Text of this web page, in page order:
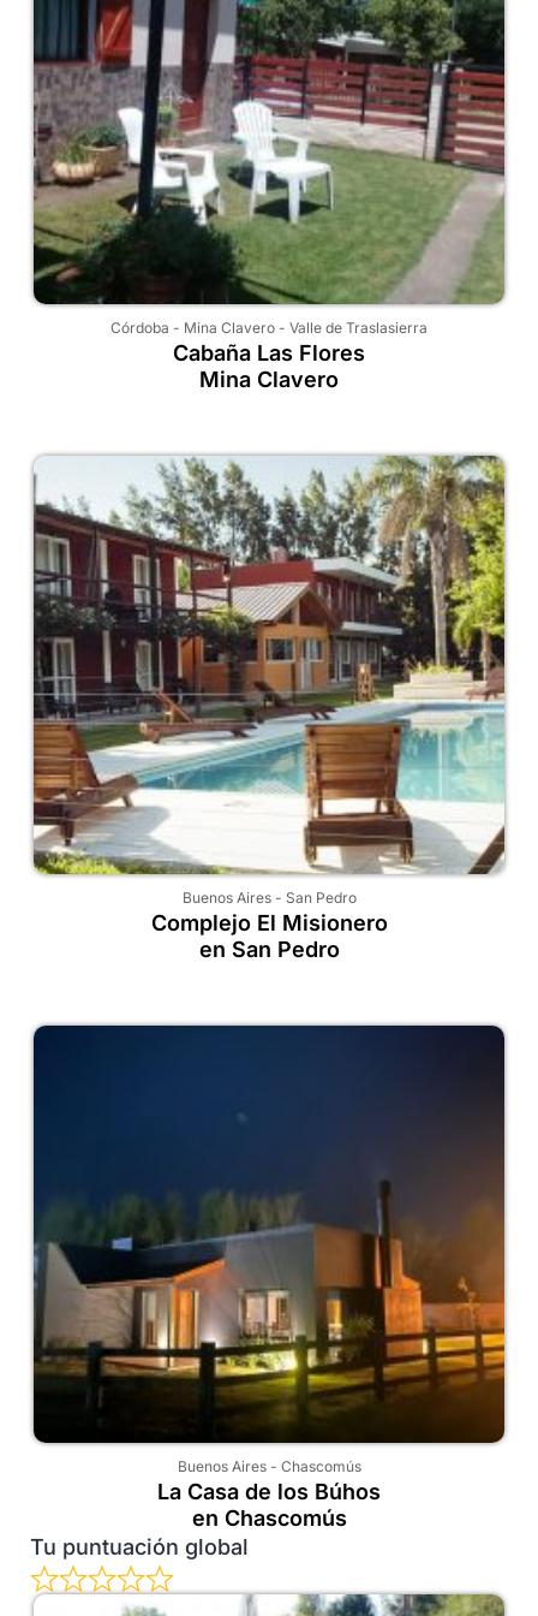
Córdoba - Mina Clavero - Valle de Traslasierra
Cabaña Las Flores
Mina Clavero
Buenos Aires- San Pedro
Complejo El Misionero
en San Pedro
Buenos Aires- Chascomús
La Casa de los Búhos
en Chascomús
Tu puntuación global